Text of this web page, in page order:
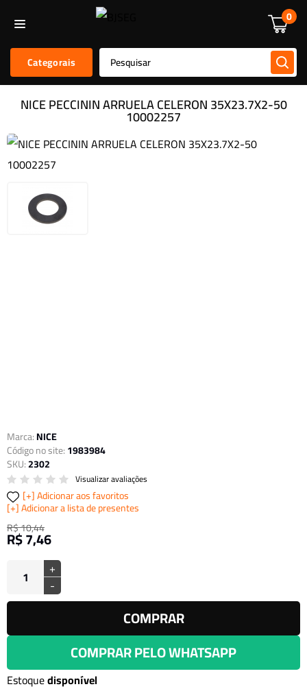
0
Categorais
Alarmes E Sensores
NICE PECCININ ARRUELA CELERON 35X23.7X2-50
10002257
Marca:NICE
Código no site:1983984
SKU:2302
Visualizar avaliações
Adicionar aos favoritos
Adicionar a lista de presentes
R$ 10,44
R$ 7,46
+
-
COMPRAR
COMPRAR PELO WHATSAPP
Estoquedisponível